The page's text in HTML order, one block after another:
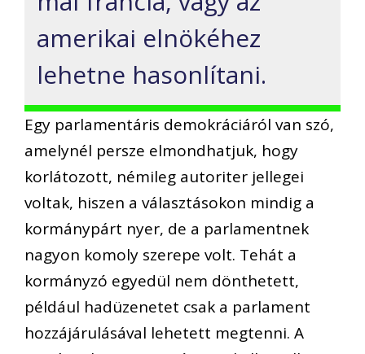
amerikai elnökéhez
lehetne hasonlítani.
Egy parlamentáris demokráciáról van szó,
amelynél persze elmondhatjuk, hogy
korlátozott, némileg autoriter jellegei
voltak, hiszen a választásokon mindig a
kormánypárt nyer, de a parlamentnek
nagyon komoly szerepe volt. Tehát a
kormányzó egyedül nem dönthetett,
például hadüzenetet csak a parlament
hozzájárulásával lehetett megtenni. A